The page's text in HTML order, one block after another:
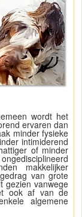
wordt het
ervaren dan
minder fysieke
intimiderend
of minder
makkelijker
van grote
gezien vanwege
ook af van de
algemene